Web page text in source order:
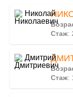
Стаж:
Стаж: